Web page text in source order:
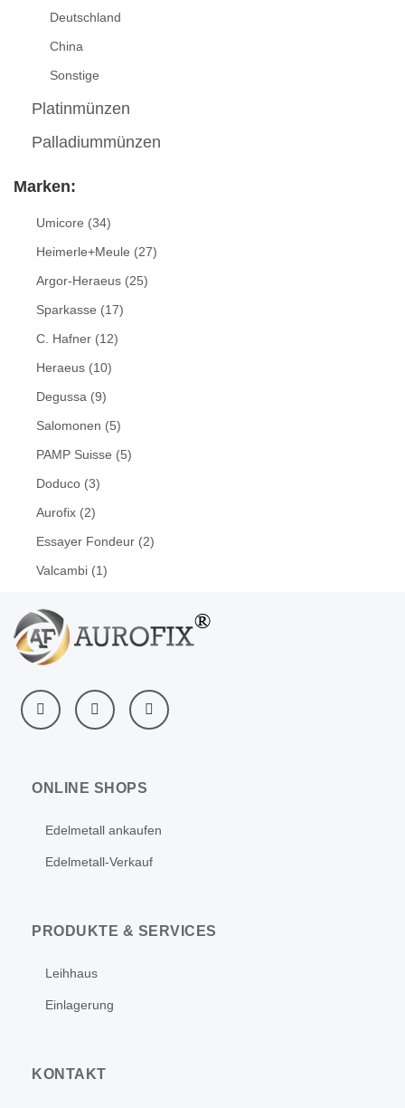
Deutschland
China
Sonstige
Platinmünzen
Palladiummünzen
Marken:
Umicore (34)
Heimerle+Meule (27)
Argor-Heraeus (25)
Sparkasse (17)
C. Hafner (12)
Heraeus (10)
Degussa (9)
Salomonen (5)
PAMP Suisse (5)
Doduco (3)
Aurofix (2)
Essayer Fondeur (2)
Valcambi (1)
ONLINE SHOPS
Edelmetall ankaufen
Edelmetall-Verkauf
PRODUKTE & SERVICES
Leihhaus
Einlagerung
KONTAKT